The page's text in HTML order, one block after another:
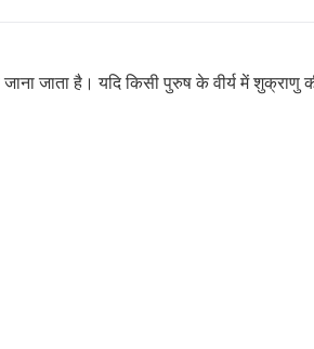
जाता है। यदि किसी पुरुष के वीर्य में शुक्राणु